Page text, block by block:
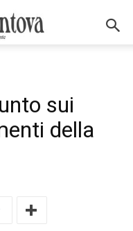
sui
della